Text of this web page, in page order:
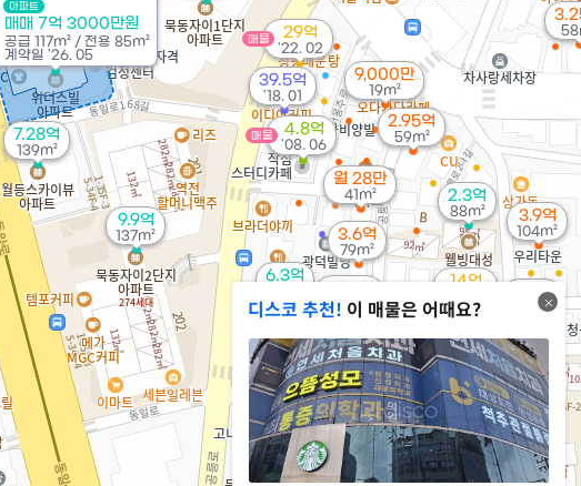
6.3억
9.9억
137m²
월 28만
41m²
6.45억
107m²
29억
'22. 02
매물
4.8억
'08. 06
매물
2.05억
47m²
아파트
매매 7억 3000만원
공급 117m² / 전용 85m²
계약일 '26. 05
46m²
18.24억
'26. 03
월 30만
53m²
3.6억
79m²
월 65만
59m²
7.28억
139m²
3.5억
87m²
2.95억
59m²
3.9억
104m²
14억
2.7억
39.5억
'18. 01
9,000만
19m²
2.3억
88m²
9.5억
'15. 09
디스코 추천! 이 매물은 어때요?